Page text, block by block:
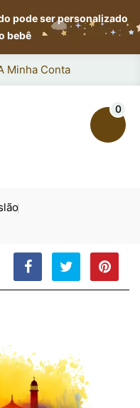
pode ser personalizado
bebê
Minha Conta
0